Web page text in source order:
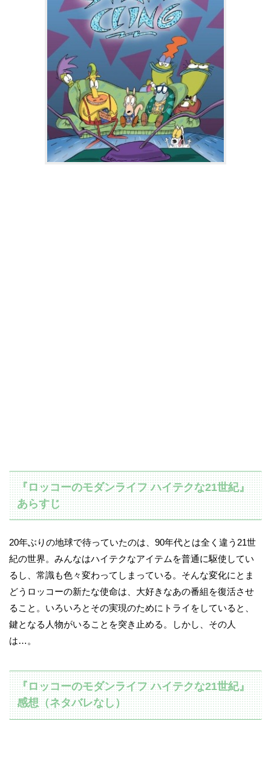
『ロッコーのモダンライフ ハイテクな21世紀』
あらすじ
20年ぶりの地球で待っていたのは、90年代とは全く違う21世
紀の世界。みんなはハイテクなアイテムを普通に駆使してい
るし、常識も色々変わってしまっている。そんな変化にとま
どうロッコーの新たな使命は、大好きなあの番組を復活させ
ること。いろいろとその実現のためにトライをしていると、
鍵となる人物がいることを突き止める。しかし、その人
は…。
『ロッコーのモダンライフ ハイテクな21世紀』
感想（ネタバレなし）